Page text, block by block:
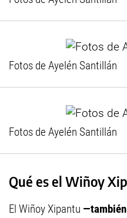
Fotos de Ayelén Santillán
Fotos de Ayelén Santillán
Qué es el Wiñoy
El Wiñoy Xipantu